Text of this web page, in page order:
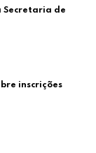
de
inscrições